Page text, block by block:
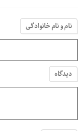
نام و نام خانوادگی
دیدگاه